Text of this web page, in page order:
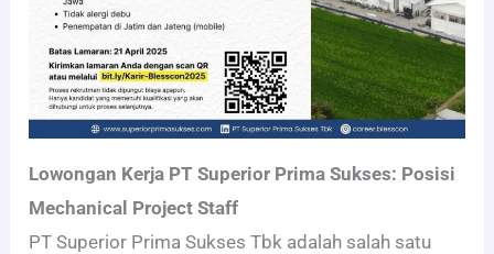
Lowongan Kerja PT Superior Prima Sukses: Posisi
Mechanical Project Staff
PT Superior Prima Sukses Tbk adalah salah satu